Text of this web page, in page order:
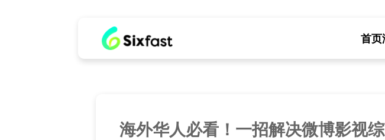
首页
海外华人必看！一招解决微博影视